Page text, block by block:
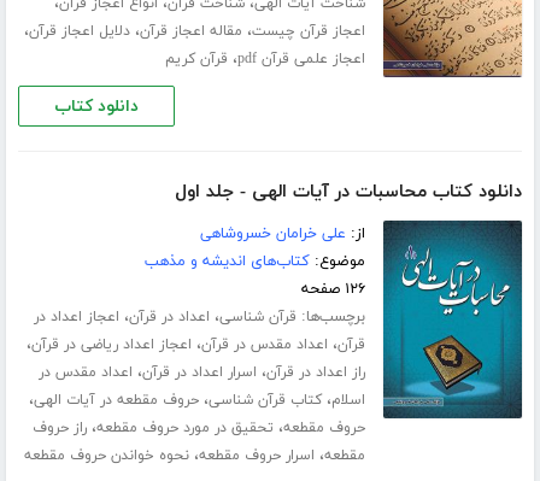
اعجاز قرآن چیست، مقاله اعجاز قرآن،دلایل اعجاز قرآن،
اعجاز علمی قرآن pdf ، قرآن کریم
دانلود کتاب
دانلود کتاب محاسبات در آیات الهی - جلد اول
از: علی خرامان خسروشاهی
موضوع:کتاب‌های اندیشه و مذهب
۱۲۶ صفحه
برچسب‌ها: قرآن شناسی، اعداد در قرآن، اعجاز اعداد در
قرآن، اعداد مقدس در قرآن، اعجاز اعداد ریاضی در قرآن،
راز اعداد در قرآن، اسرار اعداد در قرآن، اعداد مقدس در
اسلام،کتاب قرآن شناسی،حروف مقطعه در آیات الهی،
حروف مقطعه، تحقیق در مورد حروف مقطعه،راز حروف
مقطعه، اسرار حروف مقطعه،نحوه خواندن حروف مقطعه